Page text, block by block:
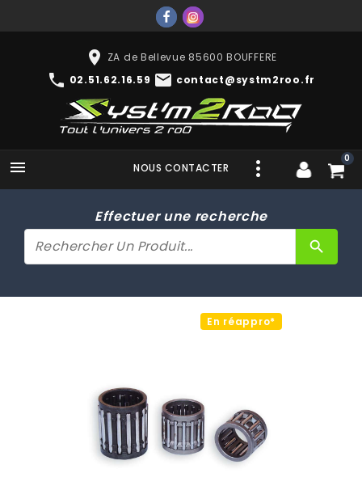
place ZA de Bellevue 85600 BOUFFERE
phone 02.51.62.16.59 mail contact@systm2roo.fr
 0
NOUS CONTACTER
Effectuer une recherche
search
En réappro*